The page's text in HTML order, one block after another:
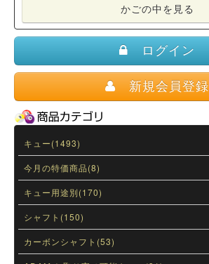
かごの中を見る
ログイン
新規会員登録
キュー(1493)
今月の特価商品(8)
キュー用途別(170)
シャフト(150)
カーボンシャフト(53)